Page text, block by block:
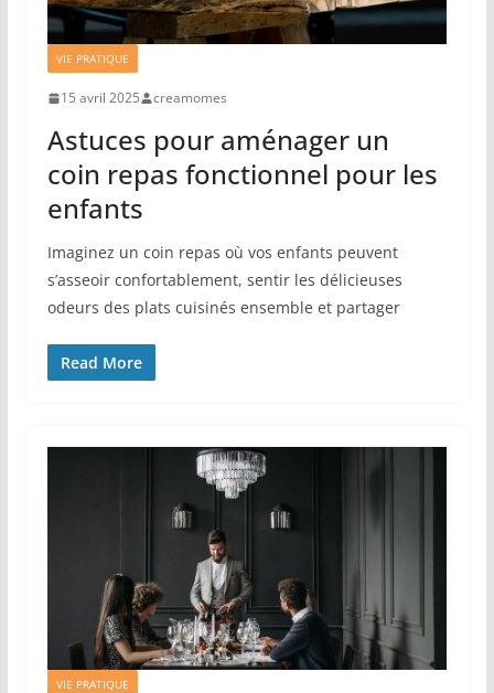
VIE PRATIQUE
15 avril 2025 creamomes
Astuces pour aménager un
coin repas fonctionnel pour les
enfants
Imaginez un coin repas où vos enfants peuvent
s’asseoir confortablement, sentir les délicieuses
odeurs des plats cuisinés ensemble et partager
Read More
VIE PRATIQUE